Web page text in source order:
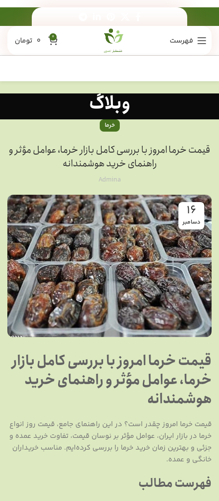
فهرست 0
0 تومان
وبلاگ
خرما
قیمت خرما امروز با بررسی کامل بازار خرما، عوامل مؤثر و
راهنمای خرید هوشمندانه
Admina
16
دسامبر
قیمت خرما امروز با بررسی کامل بازار
خرما، عوامل مؤثر و راهنمای خرید
هوشمندانه
قیمت خرما امروز چقدر است؟ در این راهنمای جامع، قیمت روز انواع
خرما در بازار ایران، عوامل مؤثر بر نوسان قیمت، تفاوت خرید عمده و
جزئی و بهترین زمان خرید خرما را بررسی کرده‌ایم. مناسب خریداران
خانگی و عمده.
فهرست مطالب